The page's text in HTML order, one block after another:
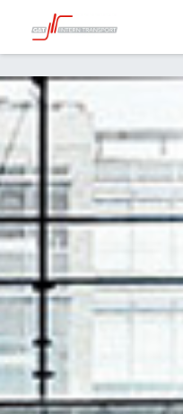
G&T Intern Transport